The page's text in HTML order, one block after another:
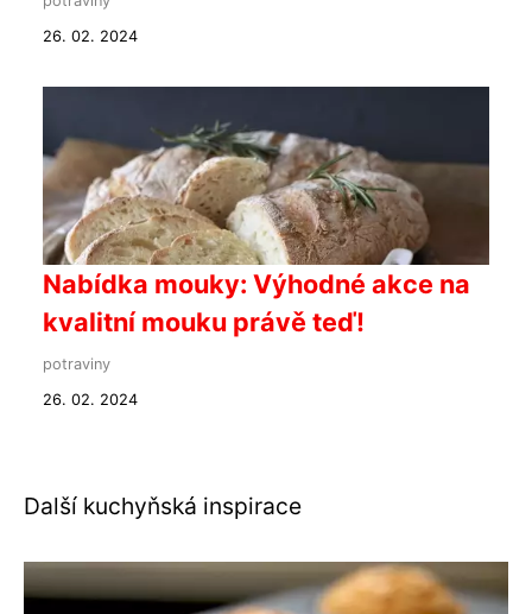
26. 02. 2024
Nabídka mouky: Výhodné akce na
kvalitní mouku právě teď!
potraviny
26. 02. 2024
Další kuchyňská inspirace